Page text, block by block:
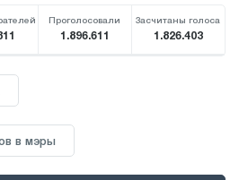
Проголосовали
1.896.611
Засчитаны голоса
1.826.403
в мэры